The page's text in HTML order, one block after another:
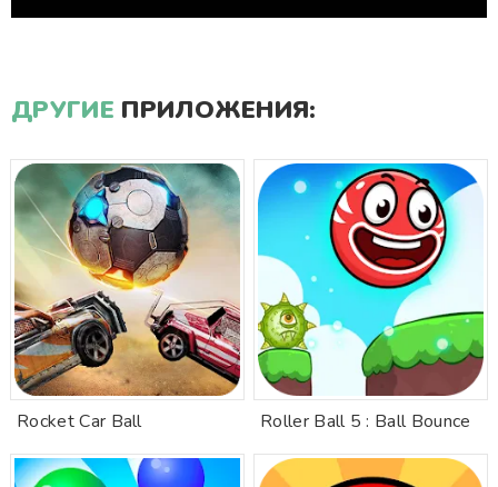
ДРУГИЕ ПРИЛОЖЕНИЯ:
Rocket Car Ball Roller Ball 5 : Ball Bounce